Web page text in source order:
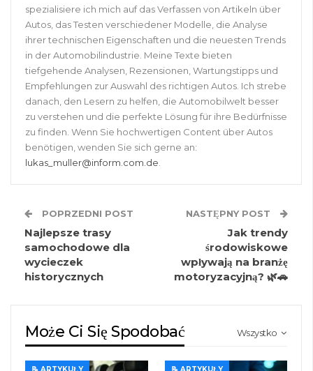
spezialisiere ich mich auf das Verfassen von Artikeln über
Autos, das Testen verschiedener Modelle, die Analyse
ihrer technischen Eigenschaften und die neuesten Trends
in der Automobilindustrie. Meine Texte bieten
tiefgehende Analysen, Rezensionen, Wartungstipps und
Empfehlungen zur Auswahl des richtigen Autos. Ich strebe
danach, den Lesern zu helfen, die Automobilwelt besser
zu verstehen und die perfekte Lösung für ihre Bedürfnisse
zu finden. Wenn Sie hochwertigen Content über Autos
benötigen, wenden Sie sich gerne an:
lukas_muller@inform.com.de
POPRZEDNI POST
Najlepsze trasy
samochodowe dla
wycieczek
historycznych
NASTĘPNY POST
Jak trendy
środowiskowe
wpływają na branżę
motoryzacyjną? 🌿🚗
Wszystko
Może Ci Się Spodobać
📝 ARTYKUŁY 📝 ARTYKUŁY